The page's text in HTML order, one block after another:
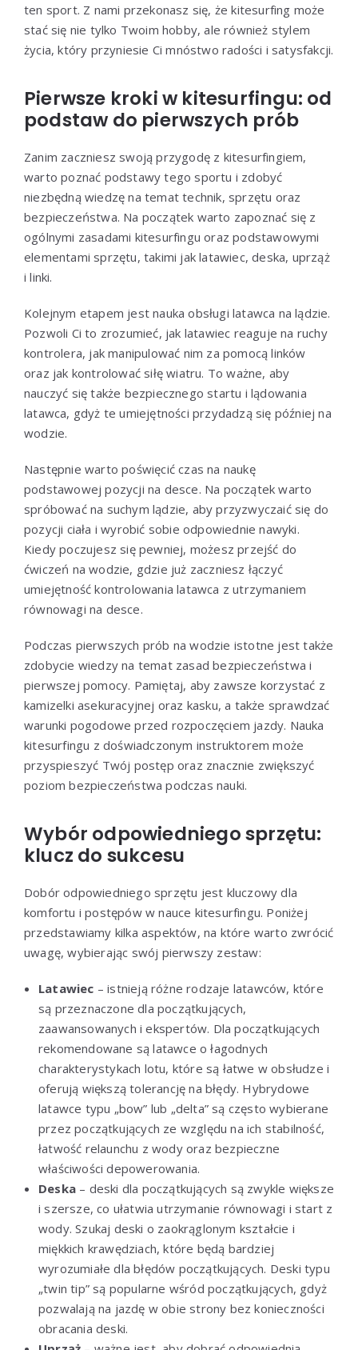
ten sport. Z nami przekonasz się, że kitesurfing może
stać się nie tylko Twoim hobby, ale również stylem
życia, który przyniesie Ci mnóstwo radości i satysfakcji.
Pierwsze kroki w kitesurfingu: od
podstaw do pierwszych prób
Zanim zaczniesz swoją przygodę z kitesurfingiem,
warto poznać podstawy tego sportu i zdobyć
niezbędną wiedzę na temat technik, sprzętu oraz
bezpieczeństwa. Na początek warto zapoznać się z
ogólnymi zasadami kitesurfingu oraz podstawowymi
elementami sprzętu, takimi jak latawiec, deska, uprząż
i linki.
Kolejnym etapem jest nauka obsługi latawca na lądzie.
Pozwoli Ci to zrozumieć, jak latawiec reaguje na ruchy
kontrolera, jak manipulować nim za pomocą linków
oraz jak kontrolować siłę wiatru. To ważne, aby
nauczyć się także bezpiecznego startu i lądowania
latawca, gdyż te umiejętności przydadzą się później na
wodzie.
Następnie warto poświęcić czas na naukę
podstawowej pozycji na desce. Na początek warto
spróbować na suchym lądzie, aby przyzwyczaić się do
pozycji ciała i wyrobić sobie odpowiednie nawyki.
Kiedy poczujesz się pewniej, możesz przejść do
ćwiczeń na wodzie, gdzie już zaczniesz łączyć
umiejętność kontrolowania latawca z utrzymaniem
równowagi na desce.
Podczas pierwszych prób na wodzie istotne jest także
zdobycie wiedzy na temat zasad bezpieczeństwa i
pierwszej pomocy. Pamiętaj, aby zawsze korzystać z
kamizelki asekuracyjnej oraz kasku, a także sprawdzać
warunki pogodowe przed rozpoczęciem jazdy. Nauka
kitesurfingu z doświadczonym instruktorem może
przyspieszyć Twój postęp oraz znacznie zwiększyć
poziom bezpieczeństwa podczas nauki.
Wybór odpowiedniego sprzętu:
klucz do sukcesu
Dobór odpowiedniego sprzętu jest kluczowy dla
komfortu i postępów w nauce kitesurfingu. Poniżej
przedstawiamy kilka aspektów, na które warto zwrócić
uwagę, wybierając swój pierwszy zestaw:
Latawiec – istnieją różne rodzaje latawców, które
są przeznaczone dla początkujących,
zaawansowanych i ekspertów. Dla początkujących
rekomendowane są latawce o łagodnych
charakterystykach lotu, które są łatwe w obsłudze i
oferują większą tolerancję na błędy. Hybrydowe
latawce typu „bow” lub „delta” są często wybierane
przez początkujących ze względu na ich stabilność,
łatwość relaunchu z wody oraz bezpieczne
właściwości depowerowania.
Deska – deski dla początkujących są zwykle większe
i szersze, co ułatwia utrzymanie równowagi i start z
wody. Szukaj deski o zaokrąglonym kształcie i
miękkich krawędziach, które będą bardziej
wyrozumiałe dla błędów początkujących. Deski typu
„twin tip” są popularne wśród początkujących, gdyż
pozwalają na jazdę w obie strony bez konieczności
obracania deski.